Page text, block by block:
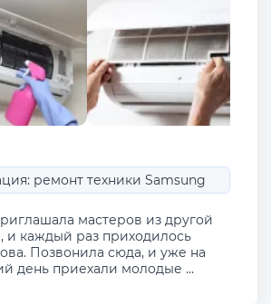
ремонт техники Samsung
мастеров из другой
и каждый раз приходилось
Позвонила сюда, и уже на
день приехали молодые ...